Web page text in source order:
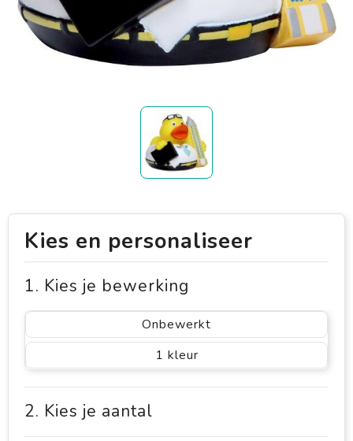
Kies en personaliseer
1. Kies je bewerking
Onbewerkt
1
2. Kies je aantal